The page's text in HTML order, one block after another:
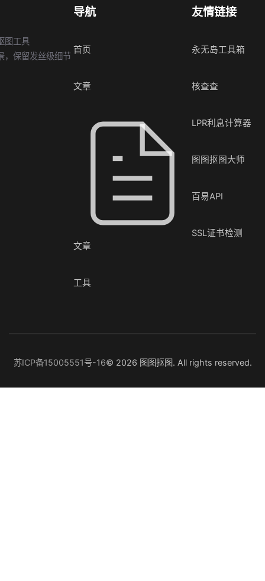
图工具
，保留发丝级细节
导航
首页
文章
文章
工具
友情链接
永无岛工具箱
核查查
LPR利息计算器
图图抠图大师
百易API
SSL证书检测
苏ICP备15005551号-16© 2026 图图抠图. All rights reserved.